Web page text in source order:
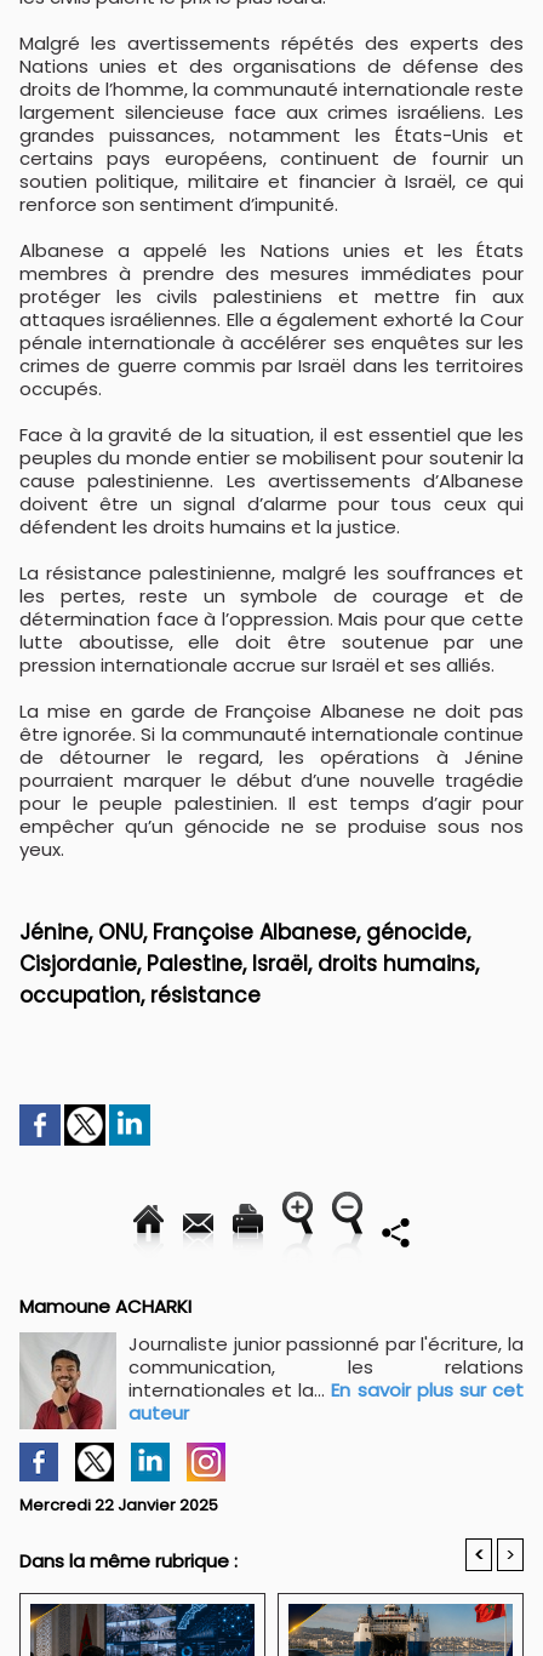
Malgré les avertissements répétés des experts des
Nations unies et des organisations de défense des
droits de l’homme, la communauté internationale reste
largement silencieuse face aux crimes israéliens. Les
grandes puissances, notamment les États-Unis et
certains pays européens, continuent de fournir un
soutien politique, militaire et financier à Israël, ce qui
renforce son sentiment d’impunité.
Albanese a appelé les Nations unies et les États
membres à prendre des mesures immédiates pour
protéger les civils palestiniens et mettre fin aux
attaques israéliennes. Elle a également exhorté la Cour
pénale internationale à accélérer ses enquêtes sur les
crimes de guerre commis par Israël dans les territoires
occupés.
Face à la gravité de la situation, il est essentiel que les
peuples du monde entier se mobilisent pour soutenir la
cause palestinienne. Les avertissements d’Albanese
doivent être un signal d’alarme pour tous ceux qui
défendent les droits humains et la justice.
La résistance palestinienne, malgré les souffrances et
les pertes, reste un symbole de courage et de
détermination face à l’oppression. Mais pour que cette
lutte aboutisse, elle doit être soutenue par une
pression internationale accrue sur Israël et ses alliés.
La mise en garde de Françoise Albanese ne doit pas
être ignorée. Si la communauté internationale continue
de détourner le regard, les opérations à Jénine
pourraient marquer le début d’une nouvelle tragédie
pour le peuple palestinien. Il est temps d’agir pour
empêcher qu’un génocide ne se produise sous nos
yeux.
Jénine, ONU, Françoise Albanese, génocide,
Cisjordanie, Palestine, Israël, droits humains,
occupation, résistance
Mamoune ACHARKI
Journaliste junior passionné par l'écriture, la
communication, les relations
internationales et la...En savoir plus sur cet
auteur
Mercredi 22 Janvier 2025
Dans la même rubrique : < >